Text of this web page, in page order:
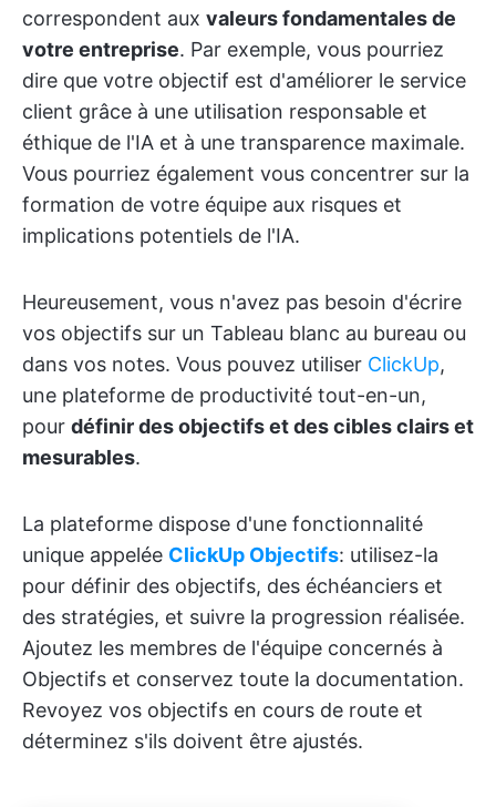
correspondent aux valeurs fondamentales de
votre entreprise. Par exemple, vous pourriez
dire que votre objectif est d'améliorer le service
client grâce à une utilisation responsable et
éthique de l'IA et à une transparence maximale.
Vous pourriez également vous concentrer sur la
formation de votre équipe aux risques et
implications potentiels de l'IA.
Heureusement, vous n'avez pas besoin d'écrire
vos objectifs sur un Tableau blanc au bureau ou
dans vos notes. Vous pouvez utiliser ClickUp,
une plateforme de productivité tout-en-un,
pour définir des objectifs et des cibles clairs et
mesurables.
La plateforme dispose d'une fonctionnalité
unique appelée ClickUp Objectifs: utilisez-la
pour définir des objectifs, des échéanciers et
des stratégies, et suivre la progression réalisée.
Ajoutez les membres de l'équipe concernés à
Objectifs et conservez toute la documentation.
Revoyez vos objectifs en cours de route et
déterminez s'ils doivent être ajustés.